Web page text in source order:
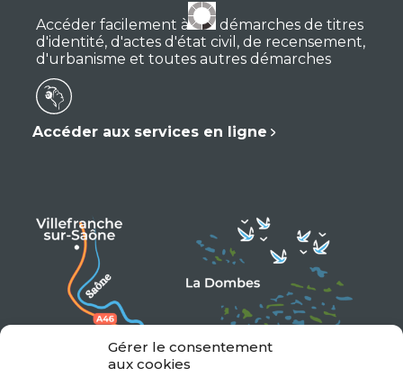
Gérer le consentement
aux cookies
Accéder facilement à vos démarches de titres
d'identité, d'actes d'état civil, de recensement,
d'urbanisme et toutes autres démarches
Accéder aux services en ligne